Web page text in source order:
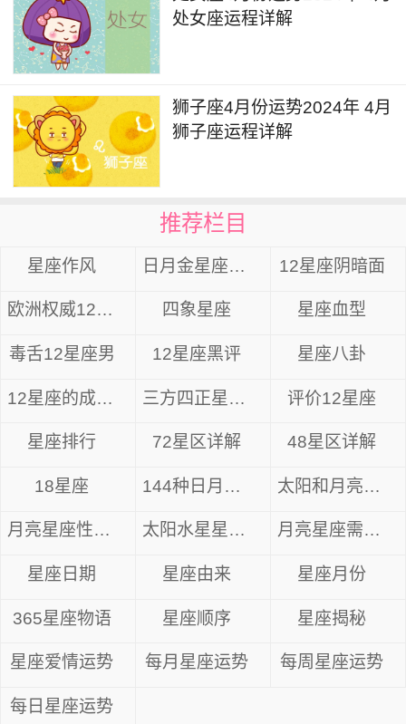
的心态。
双鱼座202在7日详解
7月12日金星进入狮子座，金星的能量对于个
人的工作事业领域会带来一定状况的提升，部分人
在职场当中可能会有较强的表现欲，也能够在一些
平台、组织或是公司提供的机会当中展现个人的能
助。
7月21日火星进入双子座，火星的能量对于个
人的家庭人际关系领域带来一定状况的影响。部分
景象，需要避免一言不合就吵架的情形，不过相应
的家庭气氛会变得更加的热闹。也有许多人可能会
一段相对忙碌的时间。
双鱼座2024年8月详解
8月5日，金星进入处女座，水星在处女座逆
行，8月29日的时间水星在狮子座顺行，此次星象
相关的状况和状态。
处女座运程详解
狮子座4月份运势2024年 4月
狮子座运程详解
推荐栏目
星座作风 日月金星座组合 12星座阴暗面
欧洲权威12星座分析 四象星座 星座血型
毒舌12星座男 12星座黑评 星座八卦
12星座的成长方式 三方四正星座分析 评价12星座
星座排行 72星区详解 48星区详解
18星座 144种日月星座 太阳和月亮星座
月亮星座性格解析 太阳水星星座组合 月亮星座需要什么
星座日期 星座由来 星座月份
365星座物语 星座顺序 星座揭秘
星座爱情运势 每月星座运势 每周星座运势
每日星座运势